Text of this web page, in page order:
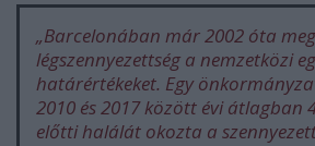
„Barcelonában már 2002 óta
légszennyezettség a nemzetközi
határértékeket. Egy
2010 és 2017 között évi átlagban
előtti halálát okozta a szennyezett